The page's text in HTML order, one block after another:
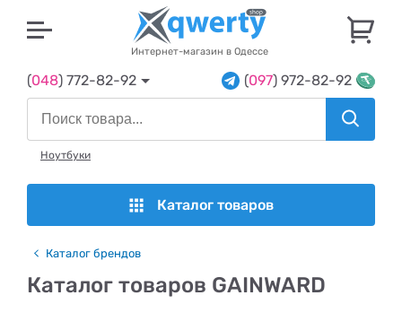
Интернет-магазин в Одессе
(048) 772-82-92 (097) 972-82-92
Ноутбуки
Каталог товаров
Каталог брендов
Каталог товаров GAINWARD